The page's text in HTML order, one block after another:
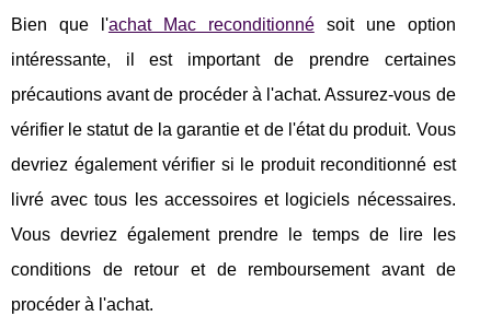
Bien que l'achat Mac reconditionnésoit une option
intéressante, il est important de prendre certaines
précautions avant de procéder à l'achat. Assurez-vous de
vérifier le statut de la garantie et de l'état du produit. Vous
devriez également vérifier si le produit reconditionné est
livré avec tous les accessoires et logiciels nécessaires.
Vous devriez également prendre le temps de lire les
conditions de retour et de remboursement avant de
procéder à l'achat.